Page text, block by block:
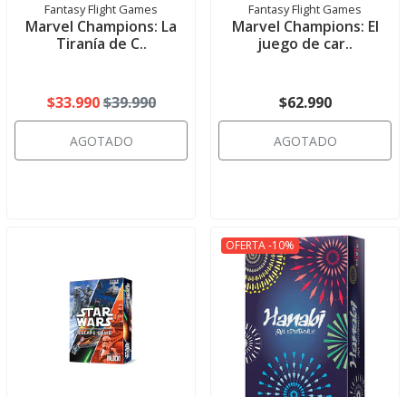
Fantasy Flight Games
Marvel Champions: La
Tiranía de C..
$33.990$39.990
AGOTADO
Fantasy Flight Games
Marvel Champions: El
juego de car..
$62.990
AGOTADO
OFERTA -10%